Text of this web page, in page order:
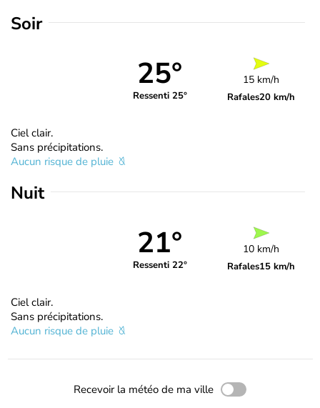
Soir
25°
Ressenti 25°
15 km/h
Rafales20 km/h
Ciel clair.
Sans précipitations.
Aucun risque de pluie
Nuit
21°
Ressenti 22°
10 km/h
Rafales15 km/h
Ciel clair.
Sans précipitations.
Aucun risque de pluie
Recevoir la météo de ma ville